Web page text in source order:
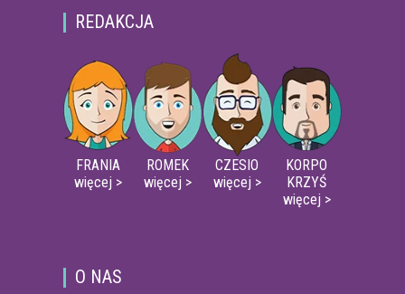
REDAKCJA
FRANIA
więcej >
ROMEK
więcej >
CZESIO
więcej >
KORPO
KRZYŚ
więcej >
O NAS